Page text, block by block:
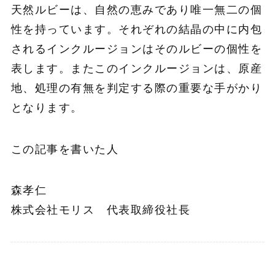
天然ルビーは、自然の恵みであり唯一無二の個
性を持っています。それぞれの結晶の中に内包
されるインクルージョンはそのルビーの個性を
表します。またこのインクルージョンは、原産
地、処理の有無を判定する際の重要な手がかり
となります。
この記事を書いた人
森孝仁
株式会社モリス 代表取締役社長